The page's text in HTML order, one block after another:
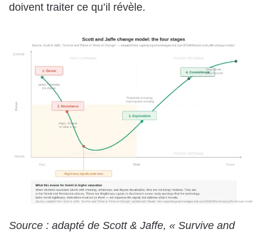
doivent traiter ce qu’il révèle.
Source : adapté de Scott & Jaffe, « Survive and